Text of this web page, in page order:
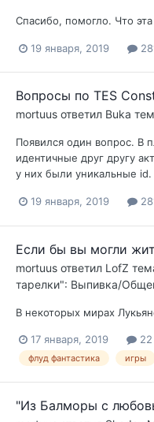
Спасибо, помогло. Что эта
19 января, 2019
Вопросы по TES
mortuus ответил Buka
Появился один вопрос. В
идентичные друг другу
у них были уникальные
19 января, 2019
Если бы вы могли
mortuus ответил LofZ
тарелки": Выпивка/
В некоторых мирах
17 января, 2019
флуд фантастика игры
"Из Балморы с